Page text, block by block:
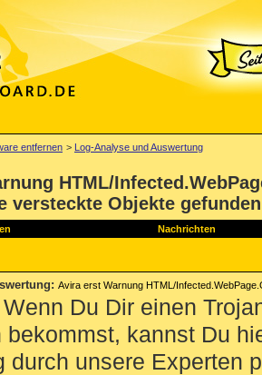
entfernen > Log-Analyse und Auswertung
HTML/
versteckte Objekte gefunden
Nachrichten
: Avira erst Warnung HTML/
Du Dir einen
bekommst, kannst Du
durch unsere Experten